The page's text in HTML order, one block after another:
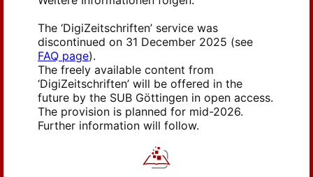
The ‘DigiZeitschriften’ service was
discontinued on 31 December 2025 (see
FAQ page).
The freely available content from
‘DigiZeitschriften’ will be offered in the
future by the SUB Göttingen in open access.
The provision is planned for mid-2026.
Further information will follow.